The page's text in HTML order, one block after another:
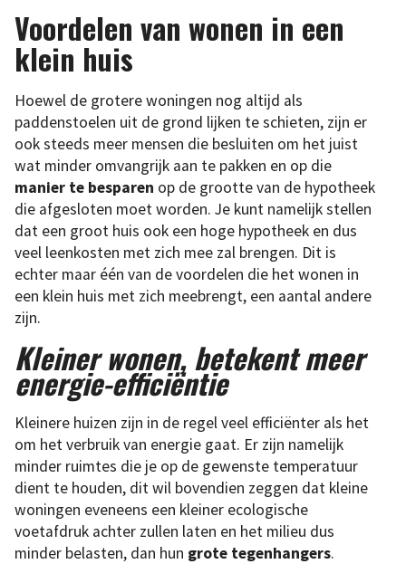
Voordelen van wonen in een
klein huis
Hoewel de grotere woningen nog altijd als
paddenstoelen uit de grond lijken te schieten, zijn er
ook steeds meer mensen die besluiten om het juist
wat minder omvangrijk aan te pakken en op die
manier te besparen op de grootte van de hypotheek
die afgesloten moet worden. Je kunt namelijk stellen
dat een groot huis ook een hoge hypotheek en dus
veel leenkosten met zich mee zal brengen. Dit is
echter maar één van de voordelen die het wonen in
een klein huis met zich meebrengt, een aantal andere
zijn.
Kleiner wonen, betekent meer
energie-efficiëntie
Kleinere huizen zijn in de regel veel efficiënter als het
om het verbruik van energie gaat. Er zijn namelijk
minder ruimtes die je op de gewenste temperatuur
dient te houden, dit wil bovendien zeggen dat kleine
woningen eveneens een kleiner ecologische
voetafdruk achter zullen laten en het milieu dus
minder belasten, dan hun grote tegenhangers.